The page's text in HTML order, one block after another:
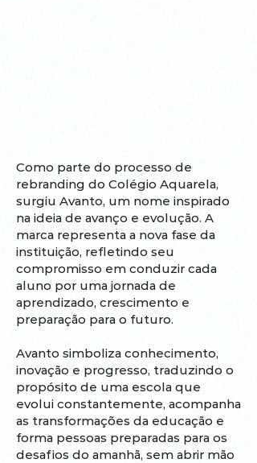
Como parte do processo de
rebranding do Colégio Aquarela,
surgiu Avanto, um nome inspirado
na ideia de avanço e evolução. A
marca representa a nova fase da
instituição, refletindo seu
compromisso em conduzir cada
aluno por uma jornada de
aprendizado, crescimento e
preparação para o futuro.
Avanto simboliza conhecimento,
inovação e progresso, traduzindo o
propósito de uma escola que
evolui constantemente, acompanha
as transformações da educação e
forma pessoas preparadas para os
desafios do amanhã, sem abrir mão